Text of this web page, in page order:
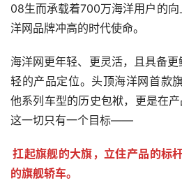
08生而承载着700万海洋用户的
洋网品牌冲高的时代使命。
海洋网更年轻、更灵活，且具备
轻的产品定位。头顶海洋网首款
他系列车型的历史包袱，更是在产
这一切只有一个目标——
扛起旗舰的大旗，立住产品的标
的旗舰轿车。